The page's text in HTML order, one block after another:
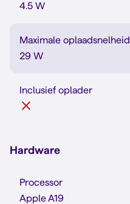
4.5 W
Maximale oplaadsnelheid
29 W
Inclusief oplader
Hardware
Processor
Apple A19